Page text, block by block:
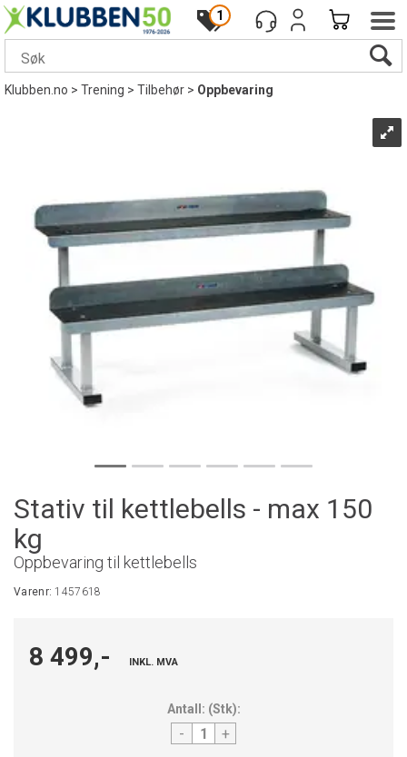
1
Klubben.no>Trening>Tilbehør>Oppbevaring
Stativ til kettlebells - max 150
kg
Oppbevaring til kettlebells
Varenr:1457618
8 499,- INKL. MVA
Antall: (Stk):
- +